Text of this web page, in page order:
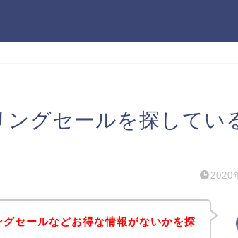
ングセールを探してい
2020
セールなどお得な情報がないかを探